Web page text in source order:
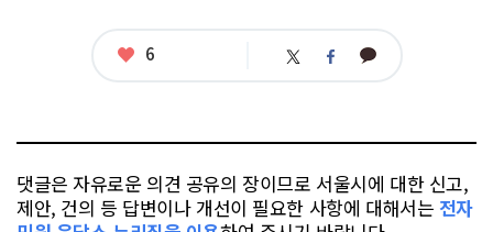
좋
6 트 페 카
댓글은 자유로운 의견 공유의 장이므로 서울시에 대한 신고,
제안, 건의 등 답변이나 개선이 필요한 사항에 대해서는 전자